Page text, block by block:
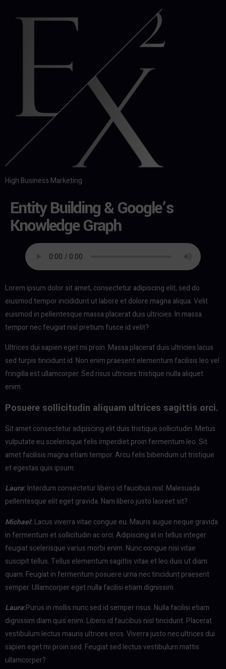
High Business Marketing
Entity Building & Google’s
Knowledge Graph
Lorem ipsum dolor sit amet, consectetur adipiscing elit, sed do
eiusmod tempor incididunt ut labore et dolore magna aliqua. Velit
euismod in pellentesque massa placerat duis ultricies. In massa
tempor nec feugiat nisl pretium fusce id velit?
Ultrices dui sapien eget mi proin. Massa placerat duis ultricies lacus
sed turpis tincidunt id. Non enim praesent elementum facilisis leo vel
fringilla est ullamcorper. Sed risus ultricies tristique nulla aliquet
enim.
Posuere sollicitudin aliquam ultrices sagittis orci.
Sit amet consectetur adipiscing elit duis tristique sollicitudin. Metus
vulputate eu scelerisque felis imperdiet proin fermentum leo. Sit
amet facilisis magna etiam tempor. Arcu felis bibendum ut tristique
et egestas quis ipsum:
Laura: Interdum consectetur libero id faucibus nisl. Malesuada
pellentesque elit eget gravida. Nam libero justo laoreet sit?
Michael: Lacus viverra vitae congue eu. Mauris augue neque gravida
in fermentum et sollicitudin ac orci. Adipiscing at in tellus integer
feugiat scelerisque varius morbi enim. Nunc congue nisi vitae
suscipit tellus. Tellus elementum sagittis vitae et leo duis ut diam
quam. Feugiat in fermentum posuere urna nec tincidunt praesent
semper. Ullamcorper eget nulla facilisi etiam dignissim.
Laura:Purus in mollis nunc sed id semper risus. Nulla facilisi etiam
dignissim diam quis enim. Libero id faucibus nisl tincidunt. Placerat
vestibulum lectus mauris ultrices eros. Viverra justo nec ultrices dui
sapien eget mi proin sed. Feugiat sed lectus vestibulum mattis
ullamcorper?